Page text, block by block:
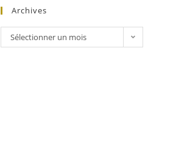
Archives
Sélectionner un mois